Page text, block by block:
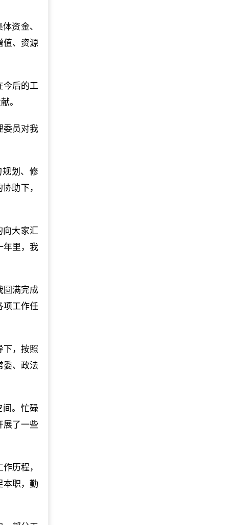
资金、
值、资源
今后的工
。
委员对我
划、修
助下，
向大家汇
年里，我
圆满完成
项工作任
下，按照
委、政法
间。忙碌
展了一些
历程，
本职，勤